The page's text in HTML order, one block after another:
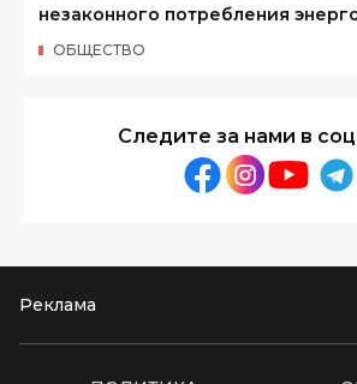
незаконного потребления
ОБЩЕСТВО
Следите за нами в
Реклама